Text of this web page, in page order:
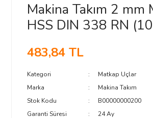
Makina Takım 2 mm
HSS DIN 338 RN
483,84 TL
Kategori
Matkap Uçlar
Marka
Makina Takım
Stok Kodu
B00000000200
Garanti Süresi
24 Ay